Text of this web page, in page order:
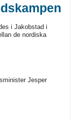
i Jakobstad i
de nordiska
Jesper